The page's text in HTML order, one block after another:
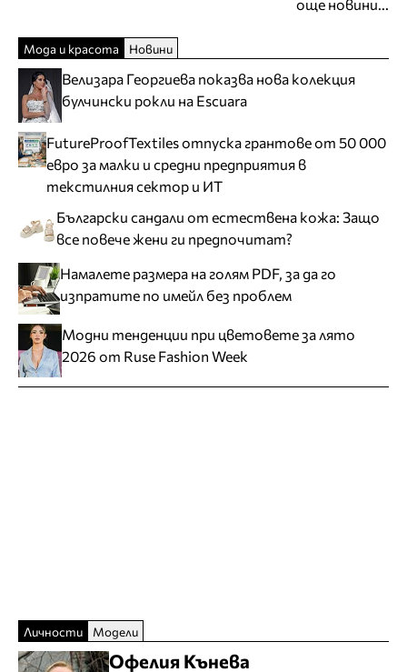
още новини...
Мода и красота Новини
Велизара Георгиева показва нова колекция
булчински рокли на Escuara
FutureProofTextiles отпуска грантове от 50 000
евро за малки и средни предприятия в
текстилния сектор и ИТ
Български сандали от естествена кожа: Защо
все повече жени ги предпочитат?
Намалете размера на голям PDF, за да го
изпратите по имейл без проблем
Модни тенденции при цветовете за лято
2026 от Ruse Fashion Week
Личности Модели
Офелия Кънева